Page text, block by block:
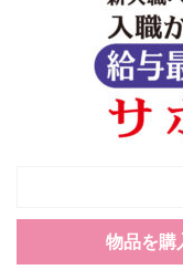
物品を購